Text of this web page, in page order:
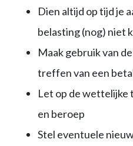
Dien altijd op tijd je
belasting (nog) niet
Maak gebruik van
treffen van een
Let op de wettelijke
en beroep
Stel eventuele